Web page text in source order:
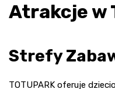
Atrakcje w
Strefy
TOTUPARK oferuje